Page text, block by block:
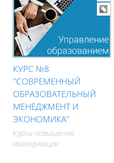
КУРС №8
"СОВРЕМЕННЫЙ
ОБРАЗОВАТЕЛЬНЫЙ
МЕНЕДЖМЕНТ И
ЭКОНОМИКА"
Курсы повышения
квалификации